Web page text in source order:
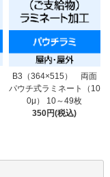
B3（364×515） 両面
パウチ式ラミネート（10
0μ） 10～49枚
350円(税込)